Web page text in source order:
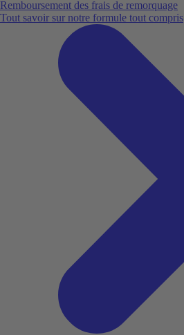
Remboursement des frais de remorquage
Tout savoir sur notre formule tout compris